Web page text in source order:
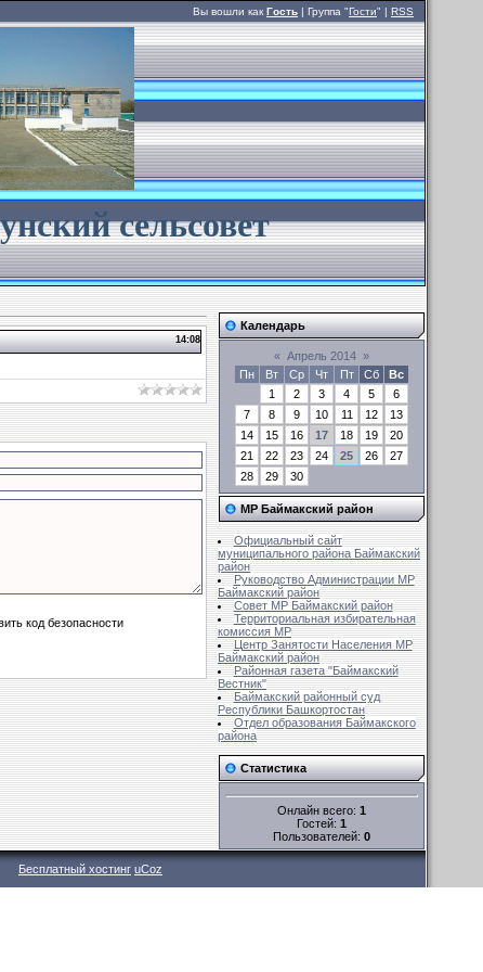
Вы вошли как Гость | Группа "Гости" | RSS
сельсовет
14:08
Календарь
« Апрель 2014 »
Пн
Вт Ср Чт Пт Сб
Вс
1
2 3 4 5
6
7
8 9 10 11 12
13
14
15 16 17 18 19
20
21
22 23 24 25 26
27
28
29 30
МР Баймакский район
Официальный сайт
муниципального района Баймакский
район
Руководство Администрации МР
Баймакский район
Совет MР Баймакский район
Территориальная избирательная
комиссия MР
Центр Занятости Населения МР
Баймакский район
Районная газета "Баймакский
Вестник"
Баймакский районный суд
Республики Башкортостан
Отдел образования Баймакского
района
Статистика
Онлайн всего: 1
Гостей: 1
Пользователей: 0
Бесплатный хостинг uCoz